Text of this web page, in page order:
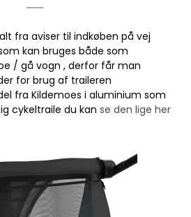
fra aviser til indkøben på vej
kan bruges både som
/ gå vogn , derfor får man
for brug af traileren
fra Kildemoes i aluminium som
cykeltraile du kan se den lige her